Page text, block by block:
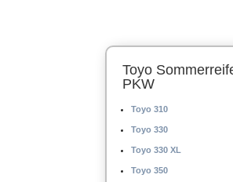
Toyo
PKW
Toyo 310
Toyo 330
Toyo 330 XL
Toyo 350